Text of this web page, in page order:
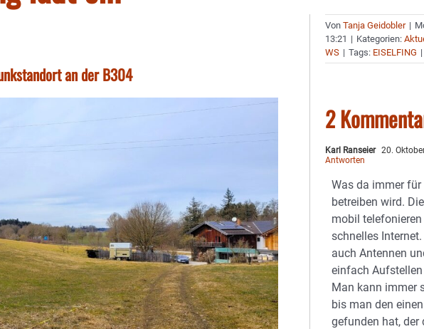
an der B304
VonTanja Geidobler |
13:21 | Kategorien:
WS | Tags: EISELFING |
2
Karl Ranseier 20.
Antworten
Was da immer
betreiben wird.
mobil
schnelles Internet.
auch Antennen
einfach
Man kann immer
bis man den
gefunden hat, der